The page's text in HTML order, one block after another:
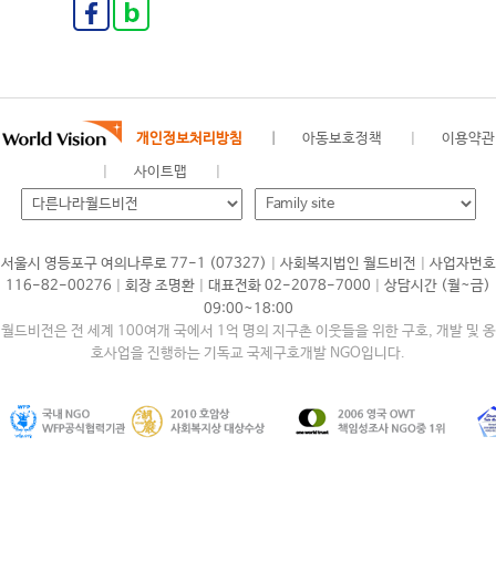
개인정보처리방침 아동보호정책 이용약관
사이트맵
서울시 영등포구 여의나루로 77-1 (07327) 사회복지법인 월드비전
사업자번호
116-82-00276
회장 조명환 대표전화 02-2078-7000
상담시간 (월~금)
09:00~18:00
월드비전은 전 세계 100여개 국에서 1억 명의 지구촌 이웃들을 위한 구호, 개발 및 옹
호사업을 진행하는 기독교 국제구호개발 NGO입니다.